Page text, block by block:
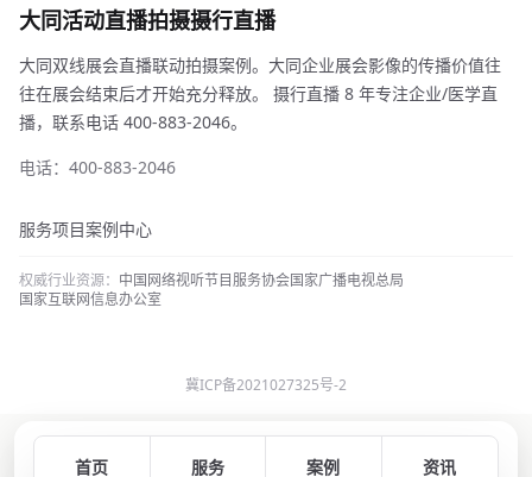
大同活动直播拍摄摄行直播
大同双线展会直播联动拍摄案例。大同企业展会影像的传播价值往
往在展会结束后才开始充分释放。 摄行直播 8 年专注企业/医学直
播，联系电话 400-883-2046。
电话：400-883-2046
服务项目案例中心
权威行业资源： 中国网络视听节目服务协会国家广播电视总局
国家互联网信息办公室
冀ICP备2021027325号-2
首页 服务 案例 资讯